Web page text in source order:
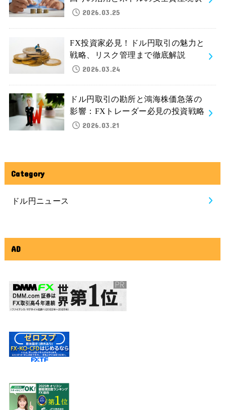
2026.03.25
FX投資家必見！ドル円取引の魅力と
戦略、リスク管理まで徹底解説
2026.03.24
ドル円取引の勘所と鴻海株価急落の
影響：FXトレーダー必見の投資戦略
2026.03.21
Category
ドル円ニュース
AD